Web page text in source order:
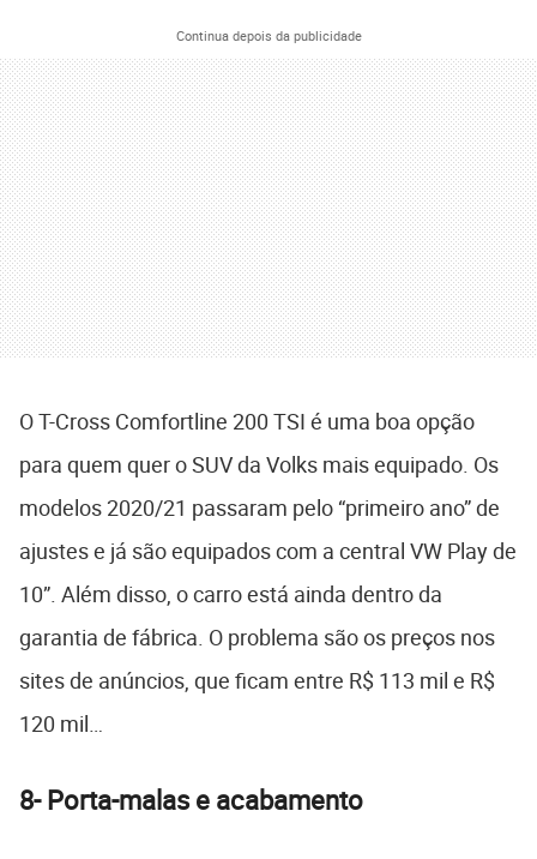
Continua depois da publicidade
O T-Cross Comfortline 200 TSI é uma boa opção
para quem quer o SUV da Volks mais equipado. Os
modelos 2020/21 passaram pelo “primeiro ano” de
ajustes e já são equipados com a central VW Play de
10”. Além disso, o carro está ainda dentro da
garantia de fábrica. O problema são os preços nos
sites de anúncios, que ficam entre R$ 113 mil e R$
120 mil…
8- Porta-malas e acabamento